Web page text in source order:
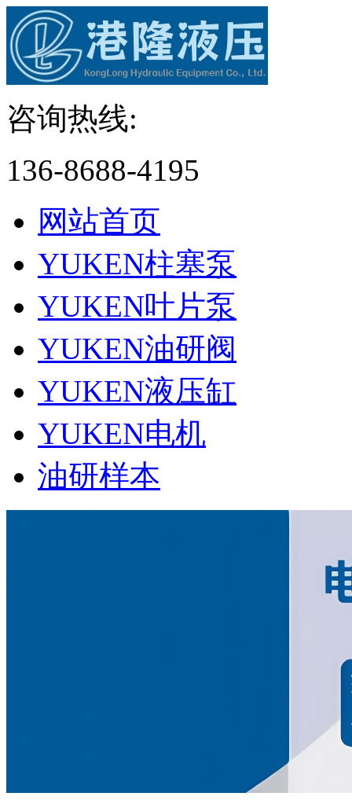
咨询热线:
136-8688-4195
网站首页
YUKEN柱塞泵
YUKEN叶片泵
YUKEN油研阀
YUKEN液压缸
YUKEN电机
油研样本